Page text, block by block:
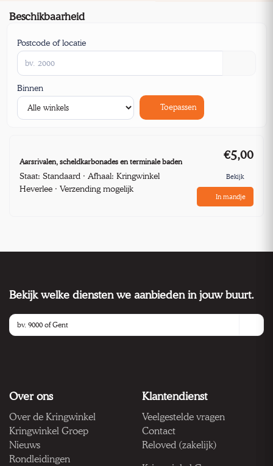
Beschikbaarheid
Postcode of locatie
Binnen
Toepassen
Aarsrivalen, scheldkarbonades en terminale baden
Staat: Standaard · Afhaal: Kringwinkel
Heverlee · Verzending mogelijk
€5,00
Bekijk
In mandje
Bekijk welke diensten we aanbieden in jouw buurt.
Over ons
Over de Kringwinkel
Kringwinkel Groep
Nieuws
Rondleidingen
Klantendienst
Veelgestelde vragen
Contact
Reloved (zakelijk)